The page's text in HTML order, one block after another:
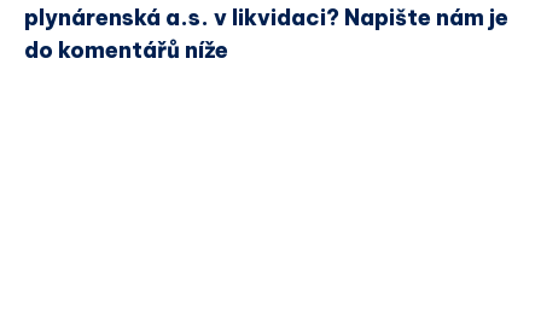
plynárenská a.s. v likvidaci? Napište nám je
do komentářů níže